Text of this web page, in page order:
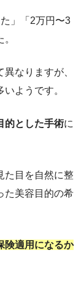
」「2万円〜3
なりますが、
ようです。
的とした手術に
た目を自然に整
た美容目的の希
険適用になるか